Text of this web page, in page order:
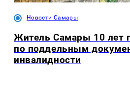
Новости Самары
Житель Самары 10 лет
по поддельным
инвалидности